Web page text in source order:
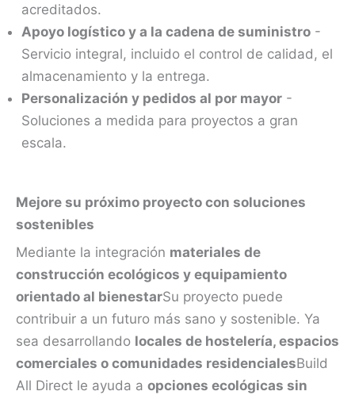
acreditados.
Apoyo logístico y a la cadena de suministro -
Servicio integral, incluido el control de calidad, el
almacenamiento y la entrega.
Personalización y pedidos al por mayor -
Soluciones a medida para proyectos a gran
escala.
Mejore su próximo proyecto con soluciones
sostenibles
Mediante la integración materiales de
construcción ecológicos y equipamiento
orientado al bienestarSu proyecto puede
contribuir a un futuro más sano y sostenible. Ya
sea desarrollando locales de hostelería, espacios
comerciales o comunidades residencialesBuild
All Direct le ayuda a opciones ecológicas sin